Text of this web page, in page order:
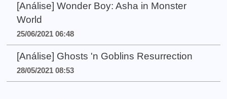
[Análise] Wonder Boy: Asha in Monster
World
25/06/2021 06:48
[Análise] Ghosts 'n Goblins Resurrection
28/05/2021 08:53